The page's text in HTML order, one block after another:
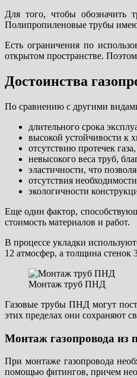
Для того, чтобы
Полипропиленовые трубы
Есть ограничения по
открытом пространстве.
Достоинства
По сравнению с другими
длительного срока
высокой устойчивости к
отсутствию протечек
невысокого веса труб,
эластичности, что
отсутствия
экологичности
Еще один фактор,
стоимость материалов и работ.
В процессе укладки
12 атмосфер, а толщина стенок
Монтаж труб ПНД
Газовые трубы ПНД могут
этих пределах они сохраняют
Монтаж газопровода из
При монтаже газопровода
помощью фитингов, причем